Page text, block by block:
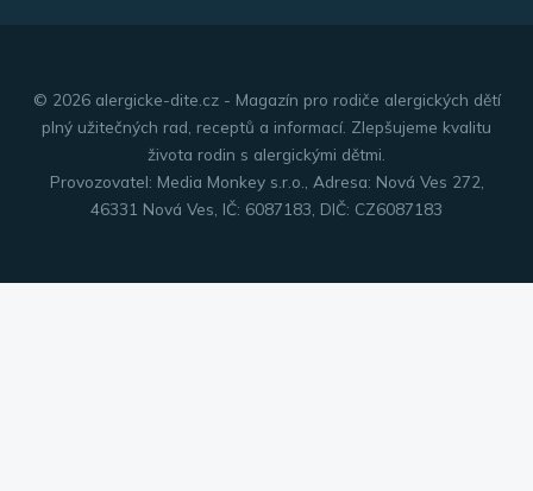
© 2026 alergicke-dite.cz - Magazín pro rodiče alergických dětí
plný užitečných rad, receptů a informací. Zlepšujeme kvalitu
života rodin s alergickými dětmi.
Provozovatel: Media Monkey s.r.o., Adresa: Nová Ves 272,
46331 Nová Ves, IČ: 6087183, DIČ: CZ6087183